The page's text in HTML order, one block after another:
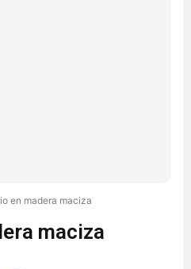
en madera maciza
maciza